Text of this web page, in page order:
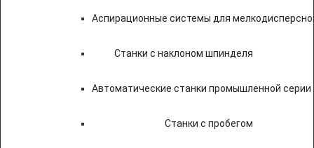
Аспирационные системы для
Станки с наклоном шпинделя
Автоматические станки промышленной серии
Станки с пробегом